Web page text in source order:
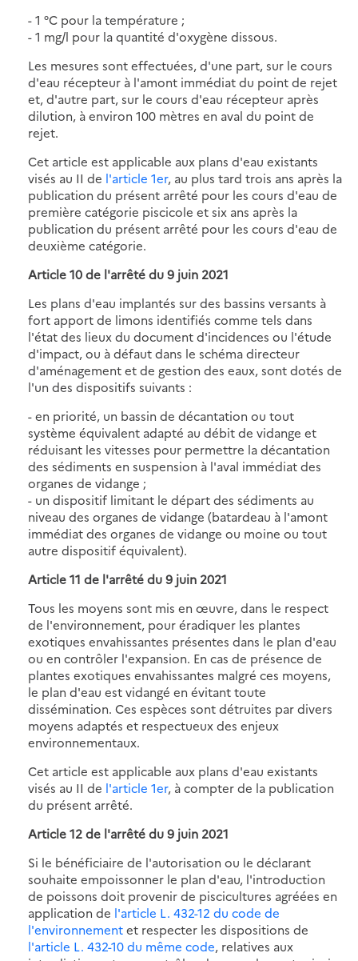
- 1 °C pour la température ;
- 1 mg/l pour la quantité d'oxygène dissous.
Les mesures sont effectuées, d'une part, sur le cours
d'eau récepteur à l'amont immédiat du point de rejet
et, d'autre part, sur le cours d'eau récepteur après
dilution, à environ 100 mètres en aval du point de
rejet.
Cet article est applicable aux plans d'eau existants
visés au II de l'article 1er, au plus tard trois ans après la
publication du présent arrêté pour les cours d'eau de
première catégorie piscicole et six ans après la
publication du présent arrêté pour les cours d'eau de
deuxième catégorie.
Article 10 de l'arrêté du 9 juin 2021
Les plans d'eau implantés sur des bassins versants à
fort apport de limons identifiés comme tels dans
l'état des lieux du document d'incidences ou l'étude
d'impact, ou à défaut dans le schéma directeur
d'aménagement et de gestion des eaux, sont dotés de
l'un des dispositifs suivants :
- en priorité, un bassin de décantation ou tout
système équivalent adapté au débit de vidange et
réduisant les vitesses pour permettre la décantation
des sédiments en suspension à l'aval immédiat des
organes de vidange ;
- un dispositif limitant le départ des sédiments au
niveau des organes de vidange (batardeau à l'amont
immédiat des organes de vidange ou moine ou tout
autre dispositif équivalent).
Article 11 de l'arrêté du 9 juin 2021
Tous les moyens sont mis en œuvre, dans le respect
de l'environnement, pour éradiquer les plantes
exotiques envahissantes présentes dans le plan d'eau
ou en contrôler l'expansion. En cas de présence de
plantes exotiques envahissantes malgré ces moyens,
le plan d'eau est vidangé en évitant toute
dissémination. Ces espèces sont détruites par divers
moyens adaptés et respectueux des enjeux
environnementaux.
Cet article est applicable aux plans d'eau existants
visés au II de l'article 1er, à compter de la publication
du présent arrêté.
Article 12 de l'arrêté du 9 juin 2021
Si le bénéficiaire de l'autorisation ou le déclarant
souhaite empoissonner le plan d'eau, l'introduction
de poissons doit provenir de piscicultures agréées en
application de l'article L. 432-12 du code de
l'environnementet respecter les dispositions de
l'article L. 432-10 du même code, relatives aux